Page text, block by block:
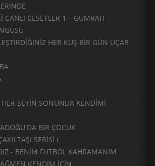
CANLI CESETLER 1 – GÜMRAH
HER KUŞ BİR GÜN UÇAR
ŞEYİN SONUNDA KENDİMİ
BİR ÇOCUK
SERİSİ I
- BENİM FUTBOL KAHRAMANIM
KENDİM İÇİN